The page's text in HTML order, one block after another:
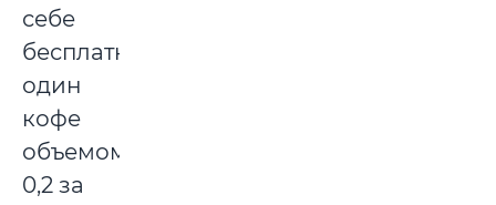
себе
бесплатно
один
кофе
объемом
0,2 за